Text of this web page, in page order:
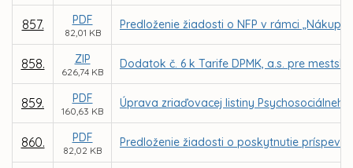
857. PDF
82,01 KB
Predloženie žiadosti o NFP v rámci „Nákup
858. ZIP
626,74 KB
Dodatok č. 6 k Tarife DPMK, a.s. pre
859. PDF
160,63 KB
Úprava zriaďovacej listiny
860. PDF
82,02 KB
Predloženie žiadosti o poskytnutie